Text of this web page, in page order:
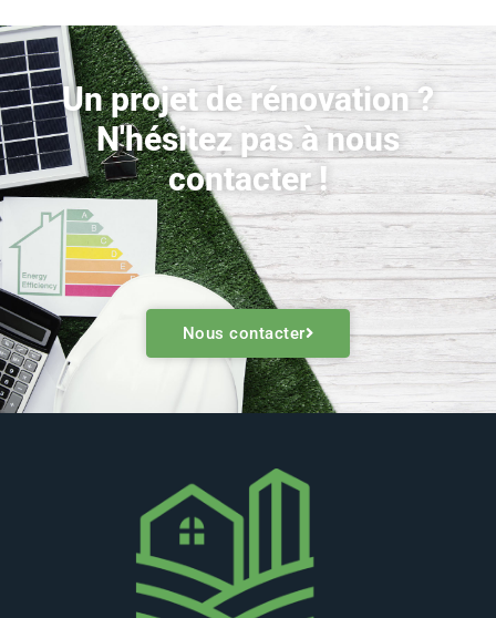
Un projet de rénovation ?
N'hésitez pas à nous
contacter !
Nous contacter